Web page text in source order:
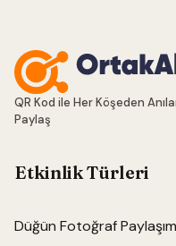
QR Kod ile Her Köşeden
Paylaş
Etkinlik Türleri
Düğün Fotoğraf